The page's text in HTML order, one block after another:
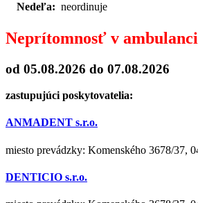
Nedeľa: neordinuje
Neprítomnosť v
od 05.08.2026 do 07.08.2026
zastupujúci poskytovatelia:
ANMADENT s.r.o.
miesto prevádzky: Komenského 3678/37,
DENTICIO s.r.o.